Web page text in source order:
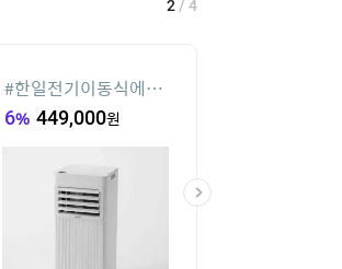
#한일전기이동식에어
컨
6% 449,000원
2 / 4